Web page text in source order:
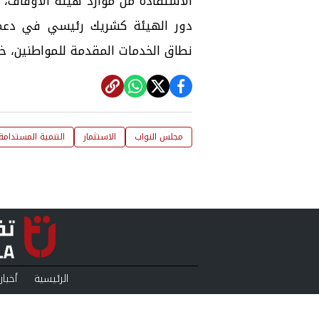
دور الهيئة كشريك رئيسي في دعم
نطاق الخدمات المقدمة للمواطنين،
مجلس النواب الاستثمار التنمية المستدامة
الرئيسية أخبار